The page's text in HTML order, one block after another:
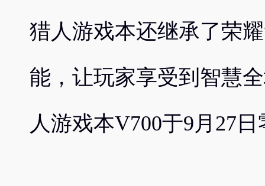
猎人游戏本还继承了荣
能，让玩家享受到智慧
人游戏本V700于9月27